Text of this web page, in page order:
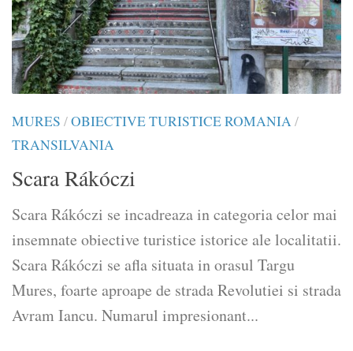
MURES /OBIECTIVE TURISTICE ROMANIA/
TRANSILVANIA
Scara Rákóczi
Scara Rákóczi se incadreaza in categoria celor mai
insemnate obiective turistice istorice ale localitatii.
Scara Rákóczi se afla situata in orasul Targu
Mures, foarte aproape de strada Revolutiei si strada
Avram Iancu. Numarul impresionant...